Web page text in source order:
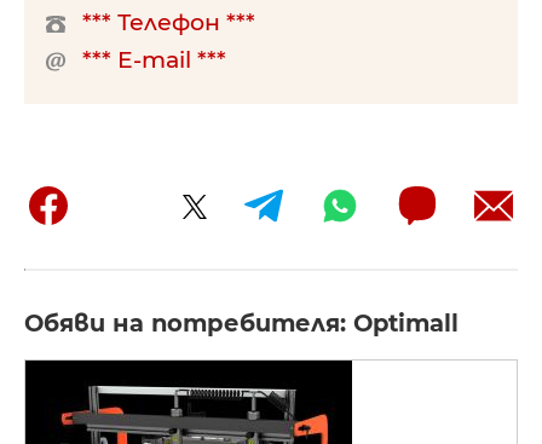
*** Телефон ***
*** E-mail ***
Обяви на потребителя: Optimall